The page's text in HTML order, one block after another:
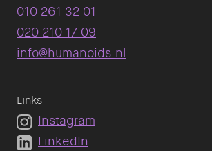
010 261 32 01
020 210 17 09
info@humanoids.nl
Links
Instagram
LinkedIn